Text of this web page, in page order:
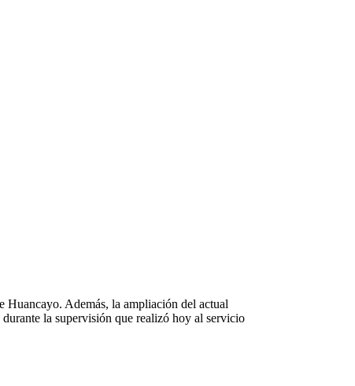
Huancayo. Además, la ampliación del actual
la supervisión que realizó hoy al servicio